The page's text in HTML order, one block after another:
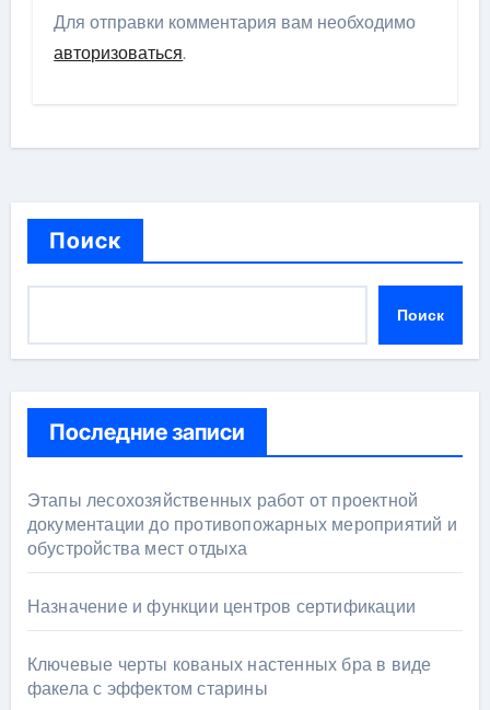
Для отправки комментария вам необходимо
авторизоваться.
Поиск
Поиск
Последние записи
Этапы лесохозяйственных работ от проектной
документации до противопожарных мероприятий и
обустройства мест отдыха
Назначение и функции центров сертификации
Ключевые черты кованых настенных бра в виде
факела с эффектом старины